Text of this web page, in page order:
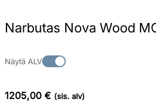
Narbutas Nova Wood
Näytä ALV
1205,00 € (sis. alv)